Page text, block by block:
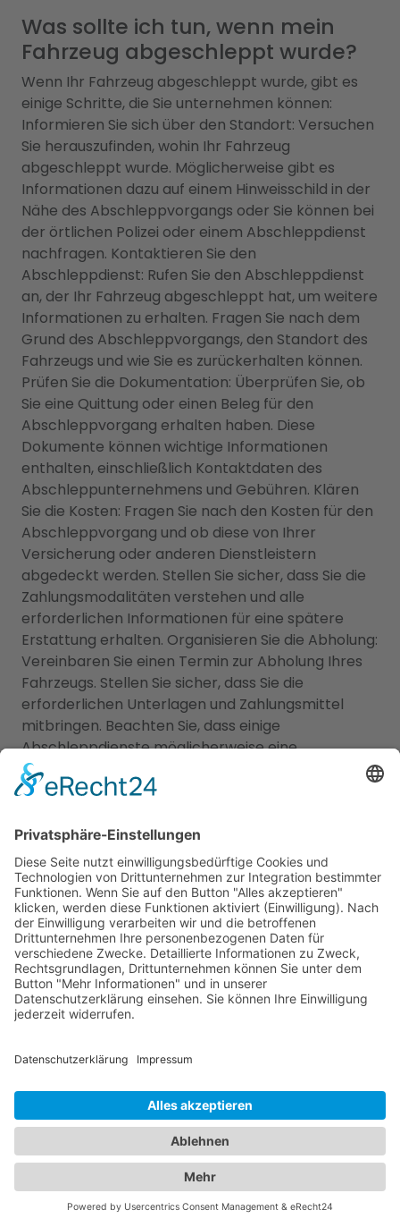
Was sollte ich tun, wenn mein
Fahrzeug abgeschleppt wurde?
Wenn Ihr Fahrzeug abgeschleppt wurde, gibt es
einige Schritte, die Sie unternehmen können:
Informieren Sie sich über den Standort: Versuchen
Sie herauszufinden, wohin Ihr Fahrzeug
abgeschleppt wurde. Möglicherweise gibt es
Informationen dazu auf einem Hinweisschild in der
Nähe des Abschleppvorgangs oder Sie können bei
der örtlichen Polizei oder einem Abschleppdienst
nachfragen. Kontaktieren Sie den
Abschleppdienst: Rufen Sie den Abschleppdienst
an, der Ihr Fahrzeug abgeschleppt hat, um weitere
Informationen zu erhalten. Fragen Sie nach dem
Grund des Abschleppvorgangs, den Standort des
Fahrzeugs und wie Sie es zurückerhalten können.
Prüfen Sie die Dokumentation: Überprüfen Sie, ob
Sie eine Quittung oder einen Beleg für den
Abschleppvorgang erhalten haben. Diese
Dokumente können wichtige Informationen
enthalten, einschließlich Kontaktdaten des
Abschleppunternehmens und Gebühren. Klären
Sie die Kosten: Fragen Sie nach den Kosten für den
Abschleppvorgang und ob diese von Ihrer
Versicherung oder anderen Dienstleistern
abgedeckt werden. Stellen Sie sicher, dass Sie die
Zahlungsmodalitäten verstehen und alle
erforderlichen Informationen für eine spätere
Erstattung erhalten. Organisieren Sie die Abholung:
Vereinbaren Sie einen Termin zur Abholung Ihres
Fahrzeugs. Stellen Sie sicher, dass Sie die
erforderlichen Unterlagen und Zahlungsmittel
mitbringen. Beachten Sie, dass einige
Abschleppdienste möglicherweise eine
Lagerungsgebühr erheben, wenn das Fahrzeug
längere Zeit bei ihnen untergebracht war. Es ist
Fahrzeug abgeschleppt wurde. Durch die
Kommunikation mit dem Abschleppdienst und das
Befolgen der entsprechenden Schritte können Sie
den Rückholprozess reibungsloser gestalten.
Fahrzeugpannen und
Übernachtungen: Die perfekte
Kombination von
Abschleppdiensten und Hotels
nicht nur alle Informationen rund um zuverlässige
Abschleppdienste, sondern auch eine breite
Auswahl an Hotels für Ihren nächsten Aufenthalt.
Hier finden Sie alles, was Sie benötigen, um sowohl
im Notfall als auch bei der Urlaubsplanung bestens
informiert zu sein. Egal ob Sie einen
Abschleppdienst in Ihrer Nähe suchen oder nach
für Ihre